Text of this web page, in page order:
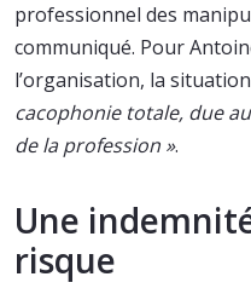
professionnel des
communiqué. Pour
l’organisation, la
cacophonie totale, due
de la profession ».
Une
risque